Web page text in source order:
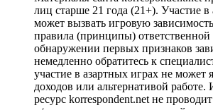
лиц старше 21 года (21+). Участие в
может вызвать игровую
правила (принципы)
обнаружении первых признаков
немедленно обратитесь к
участие в азартных играх не может
доходов или альтернативой
ресурс korrespondent.net не